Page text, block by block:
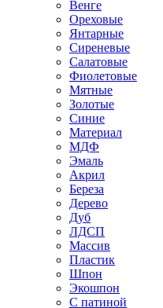
Венге
Ореховые
Янтарные
Сиреневые
Салатовые
Фиолетовые
Мятные
Золотые
Синие
Материал
МДФ
Эмаль
Акрил
Береза
Дерево
Дуб
ЛДСП
Массив
Пластик
Шпон
Экошпон
С патиной